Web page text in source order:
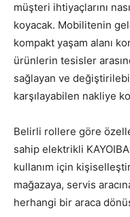
müşteri ihtiyaçlarını
koyacak. Mobilitenin
kompakt yaşam alanı
ürünlerin tesisler
sağlayan ve
karşılayabilen nakliye
Belirli rollere göre
sahip elektrikli
kullanım için
mağazaya, servis
herhangi bir araca